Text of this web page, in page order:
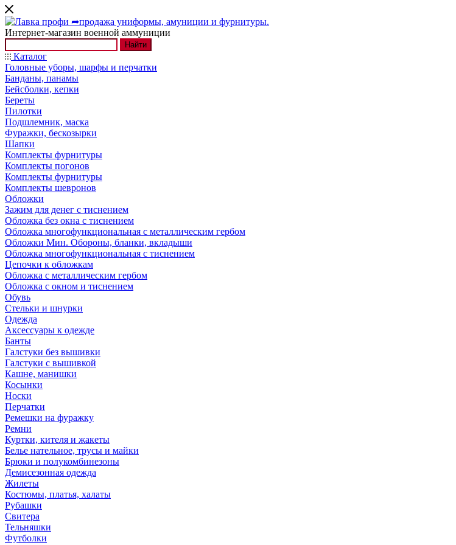
Интернет-магазин военной аммуниции
Найти
Каталог
Головные уборы, шарфы и перчатки
Банданы, панамы
Бейсболки, кепки
Береты
Пилотки
Подшлемник, маска
Фуражки, бескозырки
Шапки
Комплекты фурнитуры
Комплекты погонов
Комплекты фурнитуры
Комплекты шевронов
Обложки
Зажим для денег с тиснением
Обложка без окна с тиснением
Обложка многофункциональная с металлическим гербом
Обложки Мин. Обороны, бланки, вкладыши
Обложка многофункциональная с тиснением
Цепочки к обложкам
Обложка с металлическим гербом
Обложка с окном и тиснением
Обувь
Стельки и шнурки
Одежда
Аксессуары к одежде
Банты
Галстуки без вышивки
Галстуки с вышивкой
Кашне, манишки
Косынки
Носки
Перчатки
Ремешки на фуражку
Ремни
Куртки, кителя и жакеты
Белье нательное, трусы и майки
Брюки и полукомбинезоны
Демисезонная одежда
Жилеты
Костюмы, платья, халаты
Рубашки
Свитера
Тельняшки
Футболки